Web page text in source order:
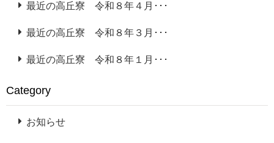
最近の高丘寮 令和８年４月･･･
最近の高丘寮 令和８年３月･･･
最近の高丘寮 令和８年１月･･･
Category
お知らせ